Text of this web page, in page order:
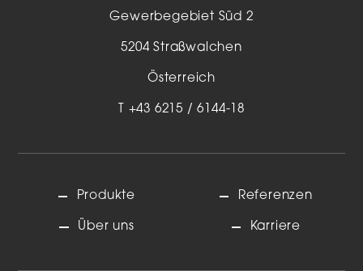
Gewerbegebiet Süd 2
5204 Straßwalchen
Österreich
T +43 6215 / 6144-18
Produkte
Über uns
Referenzen
Karriere